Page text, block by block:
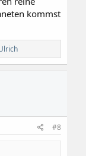
kommst
#8